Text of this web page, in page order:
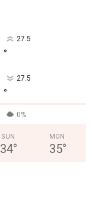
27.5
°
27.5
°
0%
SUN
34°
MON
35°